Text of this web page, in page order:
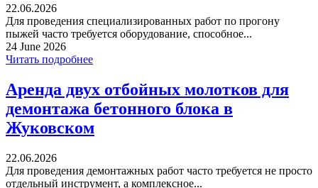
22.06.2026
Для проведения специализированных работ по прогону
пыжей часто требуется оборудование, способное...
24 June 2026
Читать подробнее
Аренда двух отбойных молотков для
демонтажа бетонного блока в
Жуковском
22.06.2026
Для проведения демонтажных работ часто требуется не просто
отдельный инструмент, а комплексное...